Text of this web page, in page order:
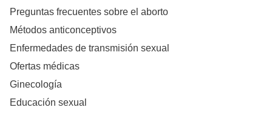
Preguntas frecuentes sobre el aborto
Métodos anticonceptivos
Enfermedades de transmisión sexual
Ofertas médicas
Ginecología
Educación sexual